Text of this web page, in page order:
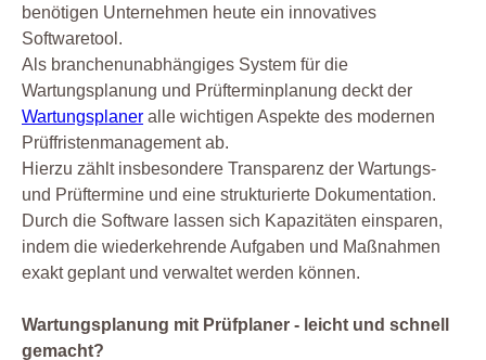
benötigen Unternehmen heute ein innovatives
Softwaretool.
Als branchenunabhängiges System für die
Wartungsplanung und Prüfterminplanung deckt der
Wartungsplaner alle wichtigen Aspekte des modernen
Prüffristenmanagement ab.
Hierzu zählt insbesondere Transparenz der Wartungs-
und Prüftermine und eine strukturierte Dokumentation.
Durch die Software lassen sich Kapazitäten einsparen,
indem die wiederkehrende Aufgaben und Maßnahmen
exakt geplant und verwaltet werden können.
Wartungsplanung mit Prüfplaner - leicht und schnell
gemacht?